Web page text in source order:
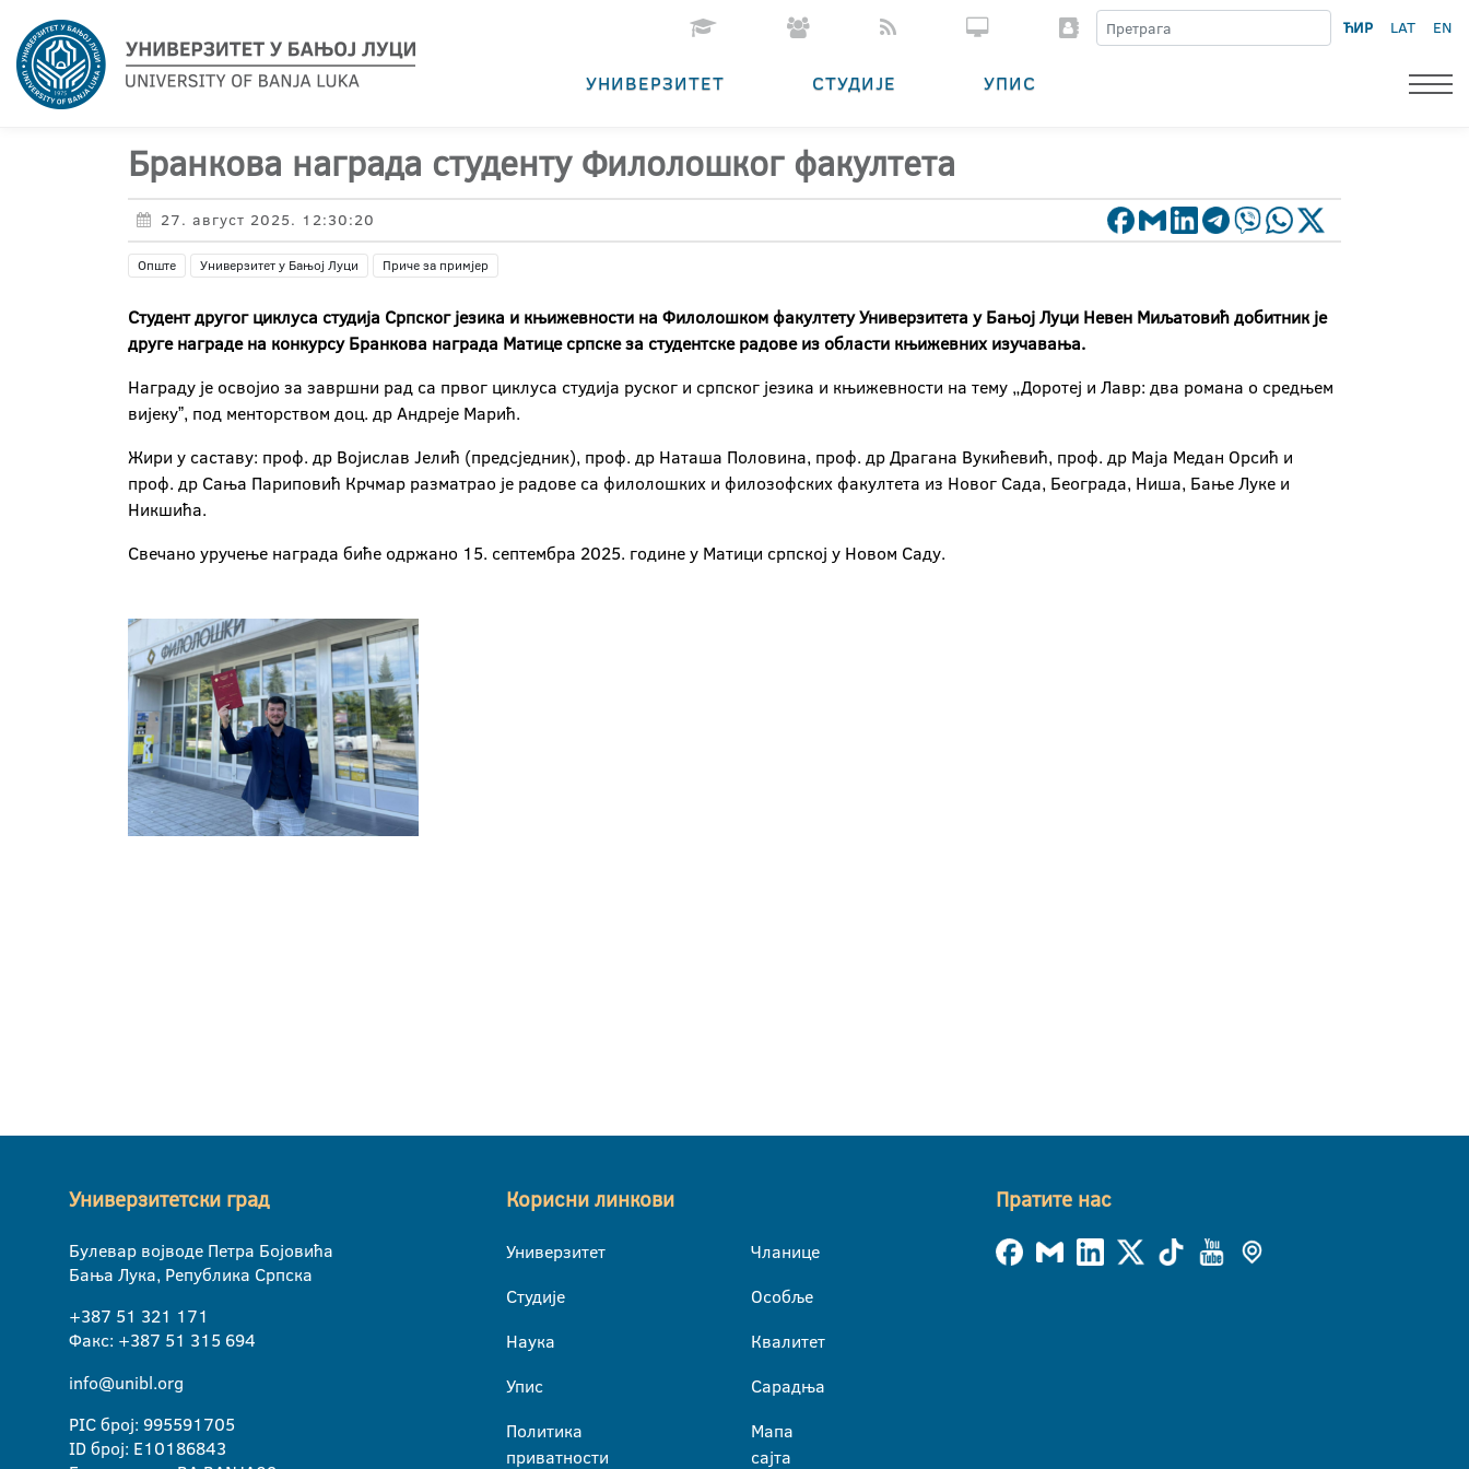
ЋИР LAT EN
УНИВЕРЗИТЕТ СТУДИЈЕ УПИС
Бранкова награда студенту Филолошког факултета
27. август 2025. 12:30:20
Опште Универзитет у Бањој Луци Приче за примјер
Студент другог циклуса студија Српског језика и књижевности на Филолошком факултету Универзитета у Бањој Луци Невен Миљатовић добитник је
друге награде на конкурсу Бранкова награда Матице српске за студентске радове из области књижевних изучавања.
Награду је освојио за завршни рад са првог циклуса студија руског и српског језика и књижевности на тему „Доротеј и Лавр: два романа о средњем
вијекуˮ, под менторством доц. др Андреје Марић.
Жири у саставу: проф. др Војислав Јелић (предсједник), проф. др Наташа Половина, проф. др Драгана Вукићевић, проф. др Маја Медан Орсић и
проф. др Сања Париповић Крчмар разматрао је радове са филолошких и филозофских факултета из Новог Сада, Београда, Ниша, Бање Луке и
Никшића.
Свечано уручење награда биће одржано 15. септембра 2025. године у Матици српској у Новом Саду.
Универзитетски град
Булевар војводе Петра Бојовића
Бања Лука, Република Српска
+387 51 321 171
Факс: +387 51 315 694
info@unibl.org
PIC број: 995591705
ID број: E10186843
Корисни линкови
Универзитет
Студије
Наука
Упис
Политика
приватности
Чланице
Особље
Квалитет
Сарадња
Мапа
сајта
Пратите нас